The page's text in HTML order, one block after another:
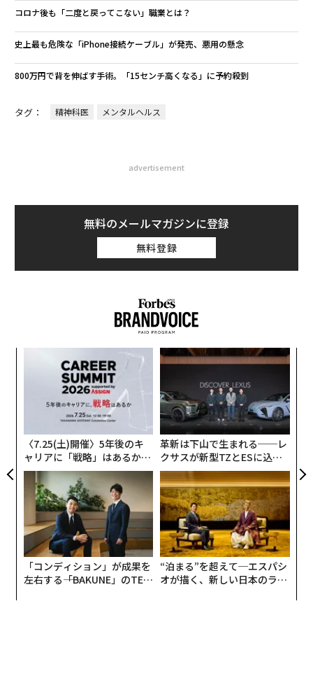
コロナ後も「二度と戻ってこない」職業とは？
史上最も危険な「iPhone接続ケーブル」が発売、悪用の懸念
800万円で背を伸ばす手術。「15センチ高くなる」に予約殺到
タグ： 精神科医 メンタルヘルス
advertisement
無料のメールマガジンに登録
無料登録
〈7.25(土)開催〉5年後のキ
ャリアに「戦略」はあるか。
トップエグゼクティブのキャ
リアに触れる1日│CAREER S
UMMIT 2026
革新は下山で生まれる──レ
クサスが新型TZとESに込め
た「DISCOVER」の哲学
「コンディション」が成果を
左右する――「BAKUNE」のTEN
“泊まる”を超えて─エスパシ
オが描く、新しい日本のラグ